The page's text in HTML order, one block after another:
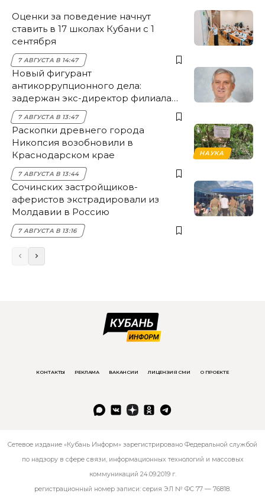
Оценки за поведение начнут
ставить в 17 школах Кубани с 1
сентября
7 АВГУСТА В 14:47
Новый фигурант
антикоррупционного дела:
задержан экс-директор филиала
НЭСК Крымска
7 АВГУСТА В 13:47
НАУКА
Раскопки древнего города
Никопсия возобновили в
Краснодарском крае
7 АВГУСТА В 13:44
Сочинских застройщиков-
аферистов экстрадировали из
Молдавии в Россию
7 АВГУСТА В 13:16
КОНТАКТЫ РЕКЛАМА ВАКАНСИИ ЛИЦЕНЗИЯ СМИ О ПРОЕКТЕ
Сетевое издание «Кубань Информ» зарегистрировано Федеральной службой
по надзору в сфере связи, информационных технологий и массовых
коммуникаций 24.09.2019 г.
регистрационный номер записи: серия ЭЛ № ФС 77 — 76818.